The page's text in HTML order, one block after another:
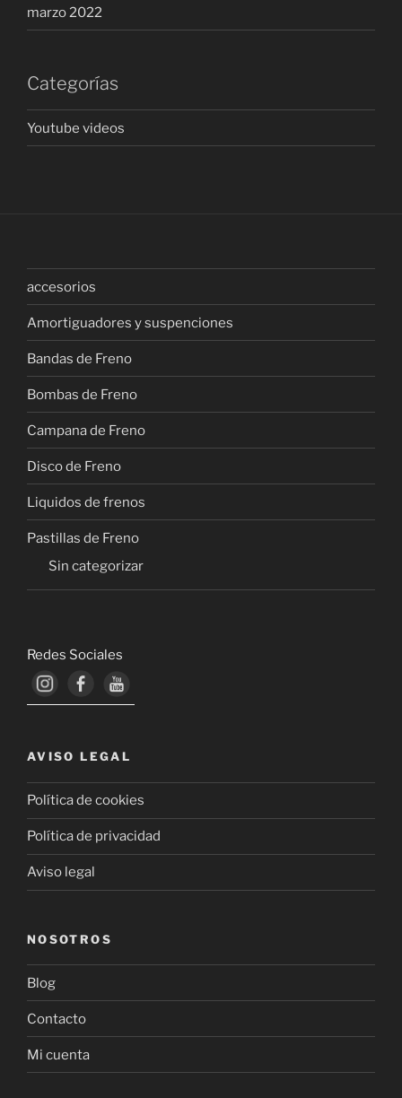
marzo 2022
Categorías
Youtube videos
accesorios
Amortiguadores y suspenciones
Bandas de Freno
Bombas de Freno
Campana de Freno
Disco de Freno
Liquidos de frenos
Pastillas de Freno
Sin categorizar
Redes Sociales
AVISO LEGAL
Política de cookies
Política de privacidad
Aviso legal
NOSOTROS
Blog
Contacto
Mi cuenta